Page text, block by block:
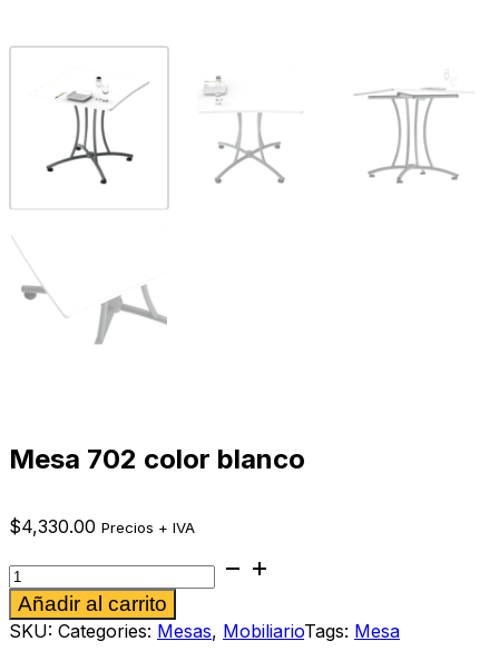
Mesa 702 color blanco
$4,330.00 Precios + IVA
Mesa
702
color
blanco
cantidad
Añadir al carrito
SKU: Categories: Mesas, MobiliarioTags: Mesa